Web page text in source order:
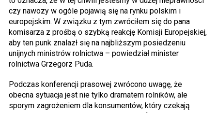
czy nawozy w ogóle pojawią się na rynku polskim i
europejskim. W związku z tym zwróciłem się do pana
komisarza z prośbą o szybką reakcję Komisji Europejskiej,
aby ten punk znalazł się na najbliższym posiedzeniu
unijnych ministrów rolnictwa – powiedział minister
rolnictwa Grzegorz Puda.
Podczas konferencji prasowej zwrócono uwagę, że
obecna sytuacja jest nie tylko dramatem rolników, ale
sporym zagrożeniem dla konsumentów, który czekają